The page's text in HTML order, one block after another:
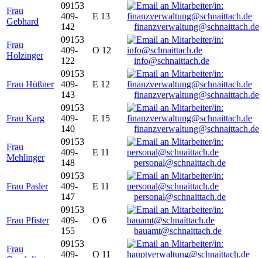
Frau
Gebhard
09153
409-
142
E 13
finanzverwaltung@schnaittach.de
Frau
Holzinger
09153
409-
122
O 12
info@schnaittach.de
Frau Hüßner
09153
409-
143
E 12
finanzverwaltung@schnaittach.de
Frau Karg
09153
409-
140
E 15
finanzverwaltung@schnaittach.de
Frau
Mehlinger
09153
409-
148
E 11
personal@schnaittach.de
Frau Pasler
09153
409-
147
E 11
personal@schnaittach.de
Frau Pfister
09153
409-
155
O 6
bauamt@schnaittach.de
Frau
09153
409-
O 11